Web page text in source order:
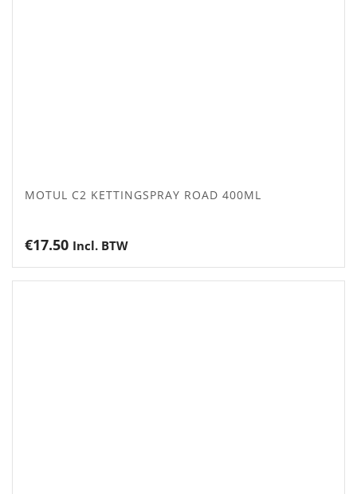
MOTUL C2 KETTINGSPRAY ROAD 400ML
€17.50 Incl. BTW